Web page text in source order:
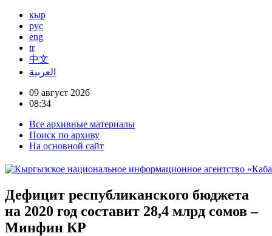
кыр
рус
eng
tr
中文
العربية
09 август 2026
08:34
Все архивные материалы
Поиск по архиву
На основной сайт
Дефицит республиканского бюджета
на 2020 год составит 28,4 млрд сомов –
Минфин КР